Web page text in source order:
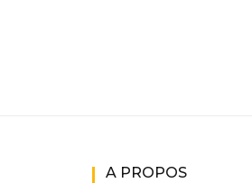
A PROPOS